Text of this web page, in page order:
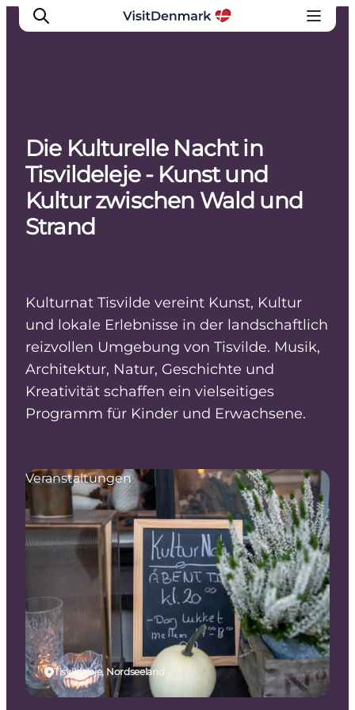
Inspiration
Regionen
Erlebnisse
Unterkünfte
Reiseplanung
Die Kulturelle Nacht in
Tisvildeleje - Kunst und
Kultur zwischen Wald und
Strand
Kulturnat Tisvilde vereint Kunst, Kultur
und lokale Erlebnisse in der landschaftlich
reizvollen Umgebung von Tisvilde. Musik,
Architektur, Natur, Geschichte und
Kreativität schaffen ein vielseitiges
Programm für Kinder und Erwachsene.
Tisvildeleje, Nordseeland
Veranstaltungen